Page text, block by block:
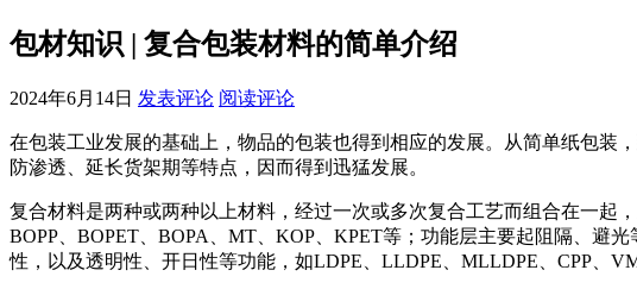
包材知识 | 复合包装材料的简单介绍
2024年6月14日 发表评论 阅读评论
在包装工业发展的基础上，物品的包装也得到相应的发展。从简单纸包装
防渗透、延长货架期等特点，因而得到迅猛发展。
复合材料是两种或两种以上材料，经过一次或多次复合工艺而组合在一起
BOPP、BOPET、BOPA、MT、KOP、KPET等；功能层主要起阻隔、避
性，以及透明性、开日性等功能，如LDPE、LLDPE、MLLDPE、CPP、